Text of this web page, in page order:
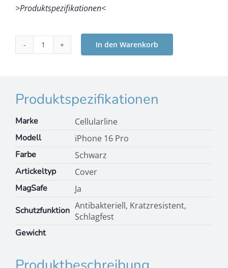
>Produktspezifikationen<
Cellularline
Guard
Mag
In den Warenkorb
Produktspezifikationen
Marke
Cellularline
Modell
iPhone 16 Pro
Farbe
Schwarz
Artickeltyp
Cover
MagSafe
Ja
Schutzfunktion Antibakteriell, Kratzresistent,
Schlagfest
Gewicht